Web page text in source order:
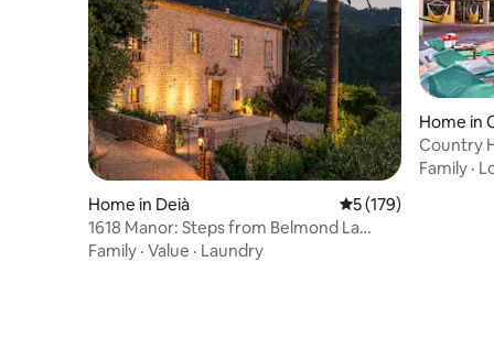
Home in Deià 5 out of 5 average
5 (179)
1618 Manor: Steps from Belmond La
Residencia
Family · Value · Laundry
Home in
Country
Family ·